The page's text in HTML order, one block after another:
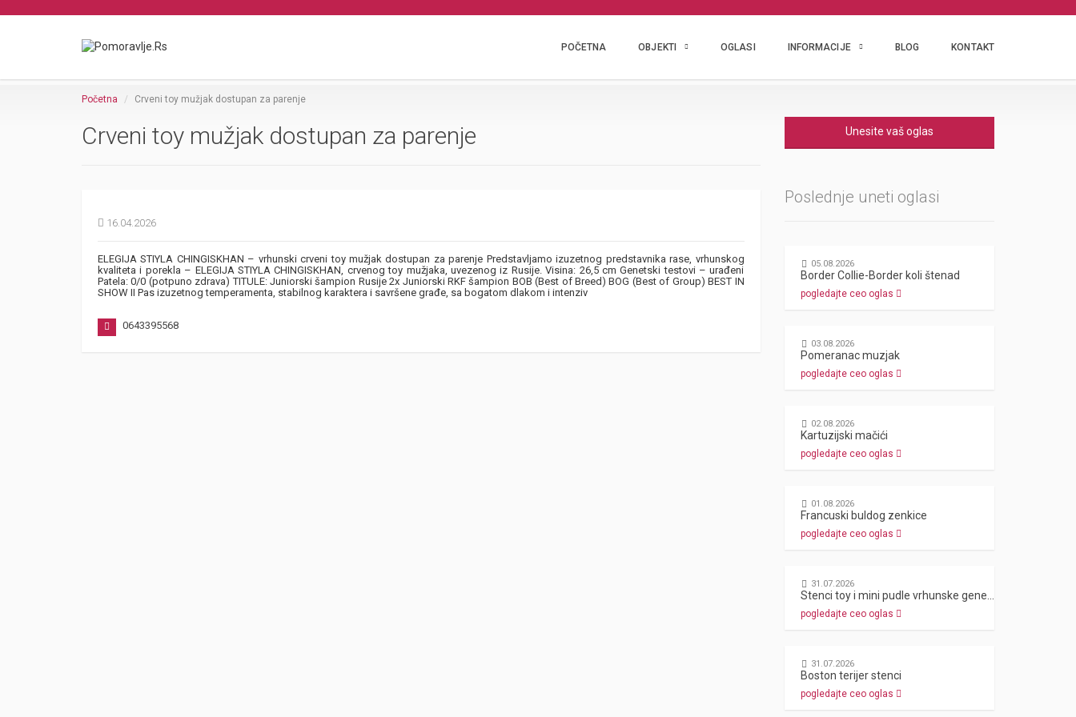
POČETNA OBJEKTI OGLASI INFORMACIJE BLOG KONTAKT
Početna Crveni toy mužjak dostupan za parenje
Crveni toy mužjak dostupan za parenje
16.04.2026
ELEGIJA STIYLA CHINGISKHAN – vrhunski crveni toy mužjak dostupan za parenje Predstavljamo izuzetnog predstavnika rase, vrhunskog
kvaliteta i porekla – ELEGIJA STIYLA CHINGISKHAN, crvenog toy mužjaka, uvezenog iz Rusije. Visina: 26,5 cm Genetski testovi – urađeni
Patela: 0/0 (potpuno zdrava) TITULE: Juniorski šampion Rusije 2x Juniorski RKF šampion BOB (Best of Breed) BOG (Best of Group) BEST IN
SHOW II Pas izuzetnog temperamenta, stabilnog karaktera i savršene građe, sa bogatom dlakom i intenziv
0643395568
Unesite vaš oglas
Poslednje uneti oglasi
05.08.2026
Border Collie-Border koli štenad
pogledajte ceo oglas
03.08.2026
Pomeranac muzjak
pogledajte ceo oglas
02.08.2026
Kartuzijski mačići
pogledajte ceo oglas
01.08.2026
Francuski buldog zenkice
pogledajte ceo oglas
31.07.2026
pogledajte ceo oglas
31.07.2026
Boston terijer stenci
pogledajte ceo oglas